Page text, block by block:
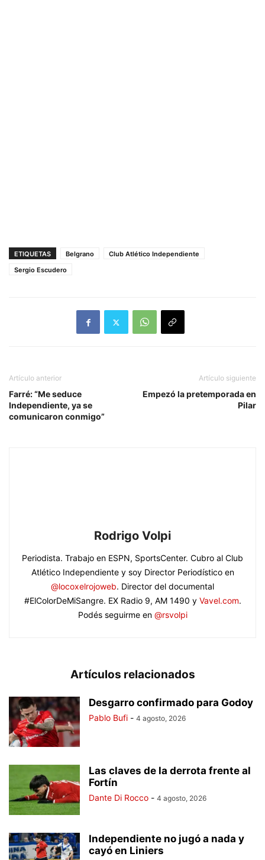
ETIQUETAS Belgrano
Club Atlético Independiente
Sergio Escudero
Artículo anterior
Farré: “Me seduce
Independiente, ya se
comunicaron conmigo”
Artículo siguiente
Empezó la pretemporada en
Pilar
Rodrigo Volpi
Periodista. Trabajo en ESPN, SportsCenter. Cubro al Club
Atlético Independiente y soy Director Periodístico en
@locoxelrojoweb. Director del documental
#ElColorDeMiSangre. EX Radio 9, AM 1490 y Vavel.com.
Podés seguirme en @rsvolpi
Artículos relacionados
Desgarro confirmado para Godoy
Pablo Bufi - 4 agosto, 2026
Las claves de la derrota frente al
Fortín
Dante Di Rocco - 4 agosto, 2026
Independiente no jugó a nada y
cayó en Liniers